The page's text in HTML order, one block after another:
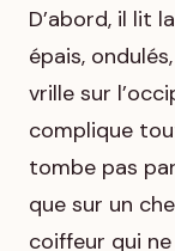
D’abord, il lit
épais,
vrille sur
complique
tombe pas
que sur un
coiffeur qui